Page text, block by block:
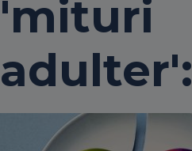
'mituri
adulter':